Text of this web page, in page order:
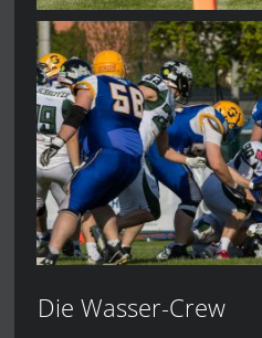
Die Wasser-Crew